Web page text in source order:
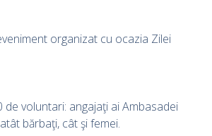
organizat cu ocazia Zilei
voluntari: angajaţi ai Ambasadei
bărbaţi, cât şi femei.